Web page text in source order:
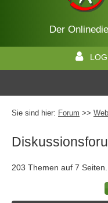
Der
Sie sind hier: Forum >>
203 Themen auf 7 Seiten.